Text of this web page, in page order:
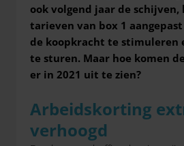
ook volgend jaar de
tarieven van box 1
de koopkracht te stimuleren
te sturen. Maar hoe komen
er in 2021 uit te zien?
Arbeidskorting
verhoogd